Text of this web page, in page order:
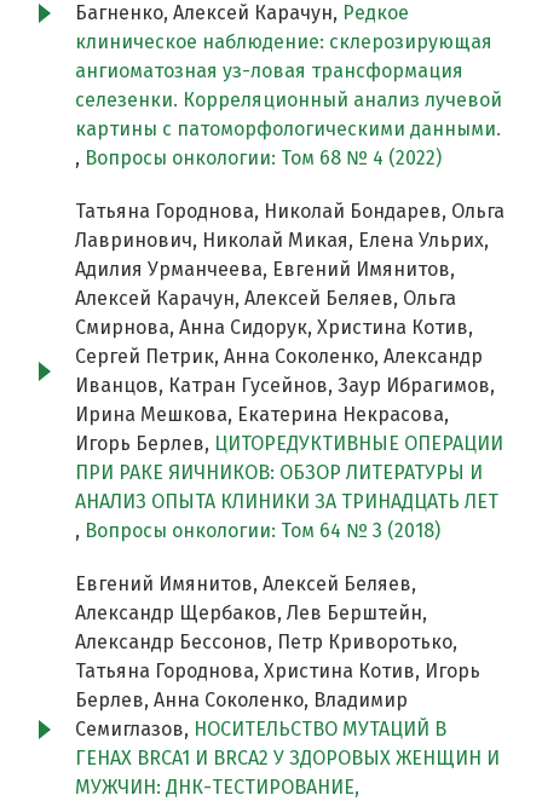
Багненко, Алексей Карачун, Редкое
клиническое наблюдение: склерозирующая
ангиоматозная уз-ловая трансформация
селезенки. Корреляционный анализ лучевой
картины с патоморфологическими данными.
, Вопросы онкологии: Том 68 № 4 (2022)
Татьяна Городнова, Николай Бондарев, Ольга
Лавринович, Николай Микая, Елена Ульрих,
Адилия Урманчеева, Евгений Имянитов,
Алексей Карачун, Алексей Беляев, Ольга
Смирнова, Анна Сидорук, Христина Котив,
Сергей Петрик, Анна Соколенко, Александр
Иванцов, Катран Гусейнов, Заур Ибрагимов,
Ирина Мешкова, Екатерина Некрасова,
Игорь Берлев, ЦИТОРЕДУКТИВНЫЕ ОПЕРАЦИИ
ПРИ РАКЕ ЯИЧНИКОВ: ОБЗОР ЛИТЕРАТУРЫ И
АНАЛИЗ ОПЫТА КЛИНИКИ ЗА ТРИНАДЦАТЬ ЛЕТ
, Вопросы онкологии: Том 64 № 3 (2018)
Евгений Имянитов, Алексей Беляев,
Александр Щербаков, Лев Берштейн,
Александр Бессонов, Петр Криворотько,
Татьяна Городнова, Христина Котив, Игорь
Берлев, Анна Соколенко, Владимир
Семиглазов, НОСИТЕЛЬСТВО МУТАЦИЙ В
ГЕНАХ BRCA1 И BRCA2 У ЗДОРОВЫХ ЖЕНЩИН И
МУЖЧИН: ДНК-ТЕСТИРОВАНИЕ,